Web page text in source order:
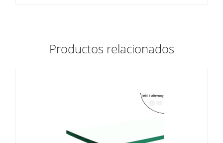
Productos relacionados